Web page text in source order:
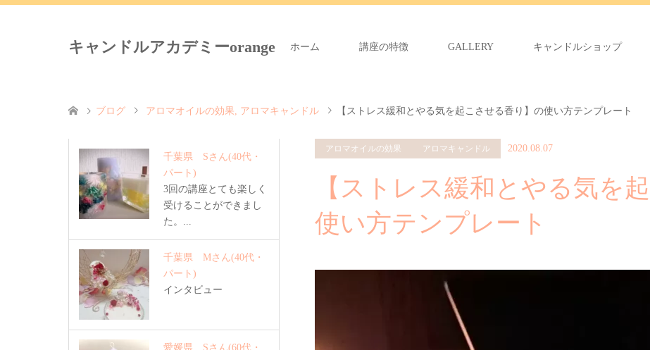
キャンドルアカデミーorange ホーム 講座の特徴 GALLERY キャンドルショップ
ブログ アロマオイルの効果, アロマキャンドル 【ストレス緩和とやる気を起こさせる香り】の使い方テンプレート
アロマオイルの効果 アロマキャンドル 2020.08.07
【ストレス緩和とやる気を
使い方テンプレート
千葉県 Sさん(40代・
パート)
3回の講座とても楽しく
受けることができまし
た。...
千葉県 Mさん(40代・
パート)
インタビュー
愛媛県 Sさん(60代・